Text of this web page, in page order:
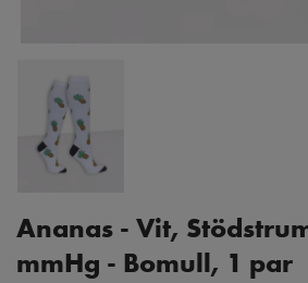
Ananas - Vit,
mmHg - Bomull, 1 par